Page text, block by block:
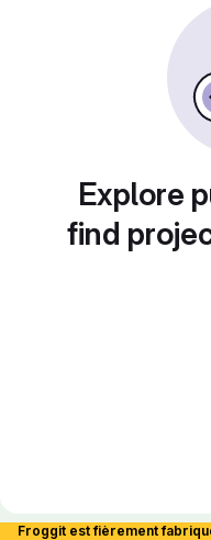
Explore
find
Froggit est fièrement